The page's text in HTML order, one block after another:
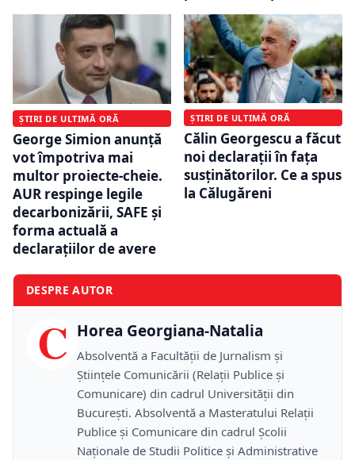
ȘTIRI DE ULTIMĂ ORĂ
George Simion anunță
vot împotriva mai
multor proiecte-cheie.
AUR respinge legile
decarbonizării, SAFE și
forma actuală a
declarațiilor de avere
ȘTIRI DE ULTIMĂ ORĂ
Călin Georgescu a făcut
noi declarații în fața
susținătorilor. Ce a spus
la Călugăreni
DESPRE AUTOR
C Horea Georgiana-Natalia
Absolventă a Facultății de Jurnalism și
Științele Comunicării (Relații Publice și
Comunicare) din cadrul Universității din
București. Absolventă a Masteratului Relații
Publice și Comunicare din cadrul Școlii
Naţionale de Studii Politice și Administrative